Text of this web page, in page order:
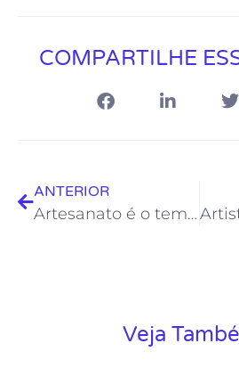
COMPARTILHE
ANTERIOR
Artesanato é o tema dos vídeos das contrapartidas da Lei Aldir Blanc
Veja